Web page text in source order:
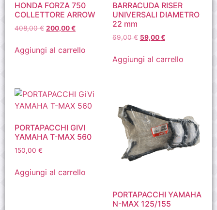
HONDA FORZA 750
COLLETTORE ARROW
408,00€ 200,00€
Aggiungi al carrello
BARRACUDA RISER
UNIVERSALI DIAMETRO
22 mm
69,00€ 59,00€
Aggiungi al carrello
PORTAPACCHI GIVI
YAMAHA T-MAX 560
150,00 €
Aggiungi al carrello
PORTAPACCHI YAMAHA
N-MAX 125/155